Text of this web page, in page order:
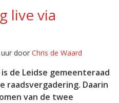
live via
door Chris de Waard
de Leidse gemeenteraad
raadsvergadering. Daarin
van de twee